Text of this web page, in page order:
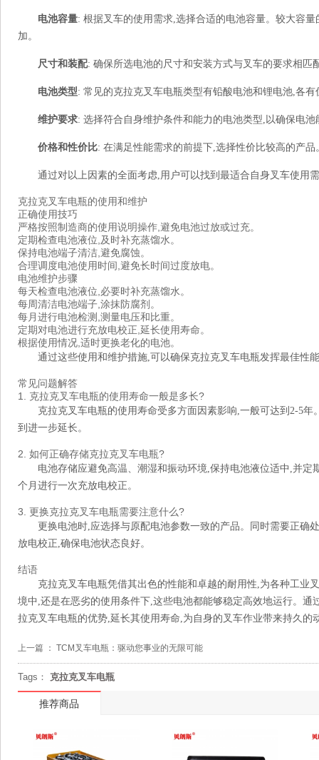
电池容量: 根据叉车的使用需求,选择合适的电池容量。较大容
加。
尺寸和装配: 确保所选电池的尺寸和安装方式与叉车的要求相匹
电池类型: 常见的克拉克叉车电瓶类型有铅酸电池和锂电池,各有
维护要求: 选择符合自身维护条件和能力的电池类型,以确保电池
价格和性价比: 在满足性能需求的前提下,选择性价比较高的产品
通过对以上因素的全面考虑,用户可以找到最适合自身叉车使用
克拉克叉车电瓶的使用和维护
正确使用技巧
严格按照制造商的使用说明操作,避免电池过放或过充。
定期检查电池液位,及时补充蒸馏水。
保持电池端子清洁,避免腐蚀。
合理调度电池使用时间,避免长时间过度放电。
电池维护步骤
每天检查电池液位,必要时补充蒸馏水。
每周清洁电池端子,涂抹防腐剂。
每月进行电池检测,测量电压和比重。
定期对电池进行充放电校正,延长使用寿命。
根据使用情况,适时更换老化的电池。
通过这些使用和维护措施,可以确保克拉克叉车电瓶发挥最佳性
常见问题解答
1. 克拉克叉车电瓶的使用寿命一般是多长?
克拉克叉车电瓶的使用寿命受多方面因素影响,一般可达到2-5
到进一步延长。
2. 如何正确存储克拉克叉车电瓶?
电池存储应避免高温、潮湿和振动环境,保持电池液位适中,并
个月进行一次充放电校正。
3. 更换克拉克叉车电瓶需要注意什么?
更换电池时,应选择与原配电池参数一致的产品。同时需要正确
放电校正,确保电池状态良好。
结语
克拉克叉车电瓶凭借其出色的性能和卓越的耐用性,为各种工业
境中,还是在恶劣的使用条件下,这些电池都能够稳定高效地运行。
拉克叉车电瓶的优势,延长其使用寿命,为自身的叉车作业带来持久的
上一篇 ： TCM叉车电瓶：驱动您事业的无限可能
Tags： 克拉克叉车电瓶
推荐商品